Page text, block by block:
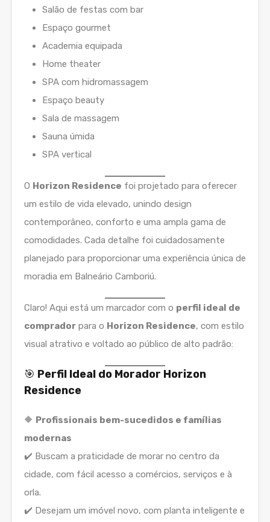
Salão de festas com bar
Espaço gourmet
Academia equipada
Home theater
SPA com hidromassagem
Espaço beauty
Sala de massagem
Sauna úmida
SPA vertical
O Horizon Residence foi projetado para oferecer
um estilo de vida elevado, unindo design
contemporâneo, conforto e uma ampla gama de
comodidades. Cada detalhe foi cuidadosamente
planejado para proporcionar uma experiência única de
moradia em Balneário Camboriú.
Claro! Aqui está um marcador com o perfil ideal de
comprador para o Horizon Residence, com estilo
visual atrativo e voltado ao público de alto padrão:
🎯 Perfil Ideal do Morador Horizon
Residence
🔶 Profissionais bem-sucedidos e famílias
modernas
✔️ Buscam a praticidade de morar no centro da
cidade, com fácil acesso a comércios, serviços e à
orla.
✔️ Desejam um imóvel novo, com planta inteligente e